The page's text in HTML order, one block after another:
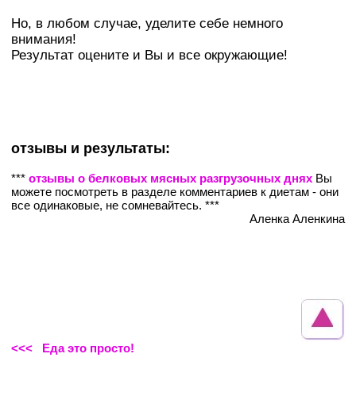
Но, в любом случае, уделите себе немного
внимания!
Результат оцените и Вы и все окружающие!
отзывы и результаты:
*** отзывы о белковых мясных разгрузочных днях Вы
можете посмотреть в разделе комментариев к диетам - они
все одинаковые, не сомневайтесь. ***
Аленка Аленкина
<<< Еда это просто!